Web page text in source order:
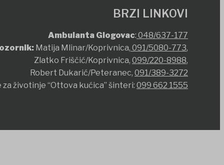
BRZI LINKOVI
Ambulanta Glogovac: 048/637-177
Matija Mlinar/Koprivnica, 091/5080-773,
Zlatko Friščić/Koprivnica, 099/220-8988,
Robert Dukarić/Peteranec, 091/389-3272
životinje “Ottova kućica” šinteri: 099 662 1555